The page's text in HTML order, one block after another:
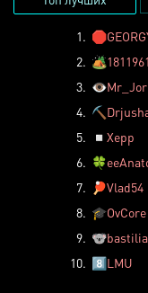
1. 🛑
2. 🏕️1811961
3. 👁️Mr_Jor
4. ⛏️
5.
◽ Xepp
6. 🍀
7.
🏓Vlad54
8. 🎓OvCore
9. 🐨bastilia
10. 8️⃣LMU